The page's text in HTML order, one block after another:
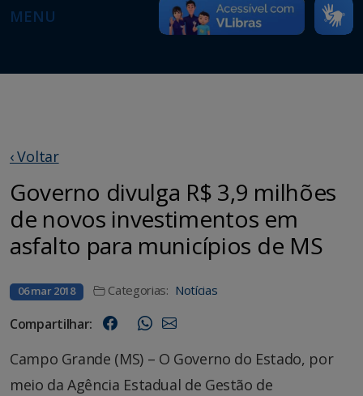
MENU
‹ Voltar
Governo divulga R$ 3,9 milhões
de novos investimentos em
asfalto para municípios de MS
06 mar 2018 Categorias: Notícias
Compartilhar:
Campo Grande (MS) – O Governo do Estado, por
meio da Agência Estadual de Gestão de